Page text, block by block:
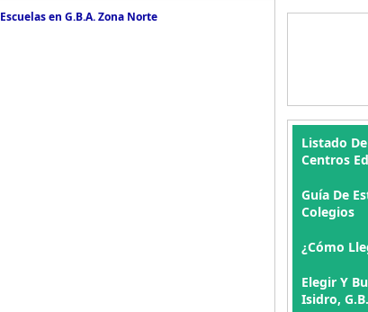
Escuelas en G.B.A. Zona Norte
Listado
Centros
Guía De
Colegios
¿Cómo
Elegir Y
Isidro,